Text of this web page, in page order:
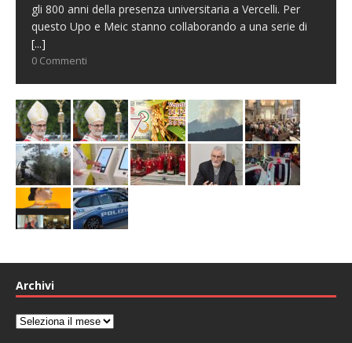
gli 800 anni della presenza universitaria a Vercelli. Per
questo Upo e Meic stanno collaborando a una serie di
[...]
0 Commenti
Archivi
Archivi